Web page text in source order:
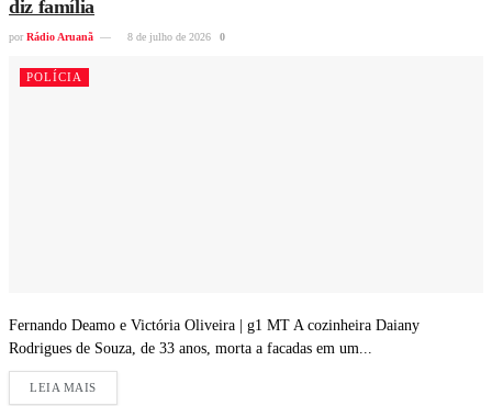
diz família
por Rádio Aruanã 8 de julho de 2026 0
POLÍCIA
Fernando Deamo e Victória Oliveira | g1 MT A cozinheira Daiany
Rodrigues de Souza, de 33 anos, morta a facadas em um...
LEIA MAIS